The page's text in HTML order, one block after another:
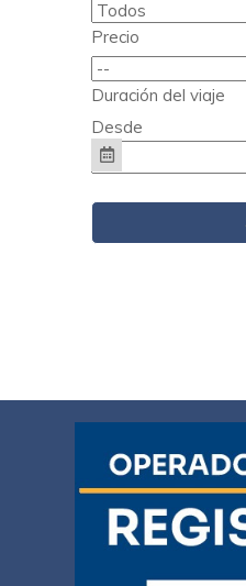
Precio
Duración del viaje
Desde